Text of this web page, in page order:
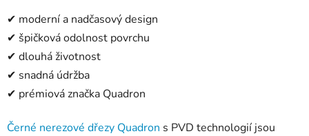
✔ moderní a nadčasový design
✔ špičková odolnost povrchu
✔ dlouhá životnost
✔ snadná údržba
✔ prémiová značka Quadron
Černé nerezové dřezy Quadron s PVD technologií jsou